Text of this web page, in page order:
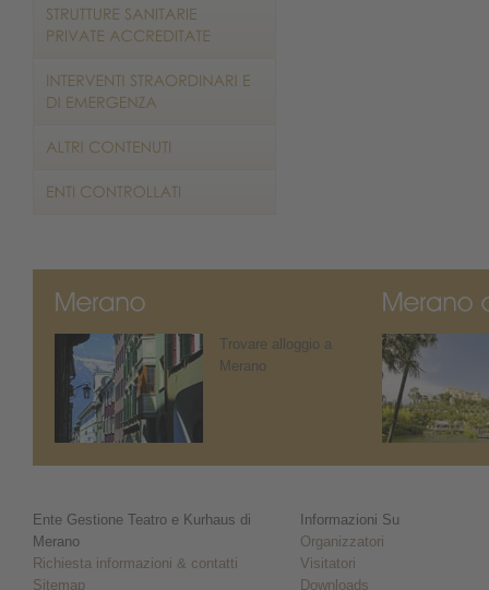
Trovare alloggio a
Merano
Ente Gestione Teatro e Kurhaus di
Merano
Richiesta informazioni & contatti
Sitemap
Informazioni Su
Organizzatori
Visitatori
Downloads